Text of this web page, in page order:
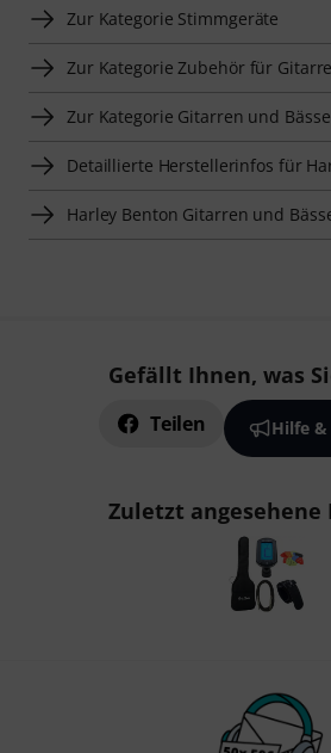
Zur Kategorie Stimmgeräte
Zur Kategorie Zubehör für
Zur Kategorie Gitarren und Bässe
Detaillierte Herstellerinfos für
Harley Benton Gitarren und
Gefällt Ihnen, was
Teilen Hilfe &
Zuletzt angesehene